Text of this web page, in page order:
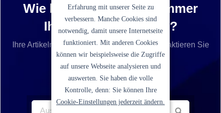
Wie lautet die Artikelnummer
Ihrer Tonerkartusche?
Ihre Artikelnummer ist nicht aufgelistet? Kontaktieren Sie
unseren Service.
Erfahrung mit unserer Seite zu
verbessern. Manche Cookies sind
notwendig, damit unsere Internetseite
funktioniert. Mit anderen Cookies
können wir beispielsweise die Zugriffe
auf unsere Webseite analysieren und
auswerten. Sie haben die volle
Kontrolle, denn: Sie können Ihre
Cookie-Einstellungen jederzeit ändern.